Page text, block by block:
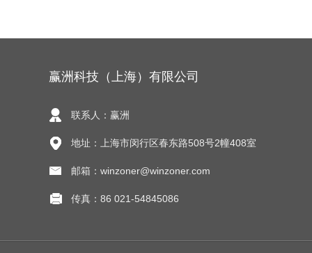
赢洲科技（上海）有限公司
联系人：赢洲
地址：上海市闵行区春东路508号2幢408室
邮箱：winzoner@winzoner.com
传真：86 021-54845086